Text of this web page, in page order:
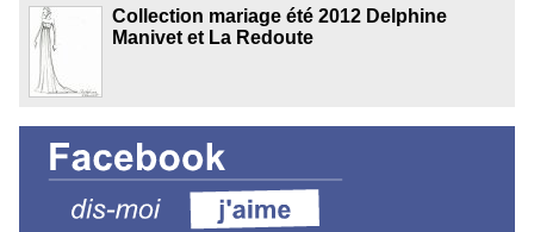
Collection mariage été 2012 Delphine
Manivet et La Redoute